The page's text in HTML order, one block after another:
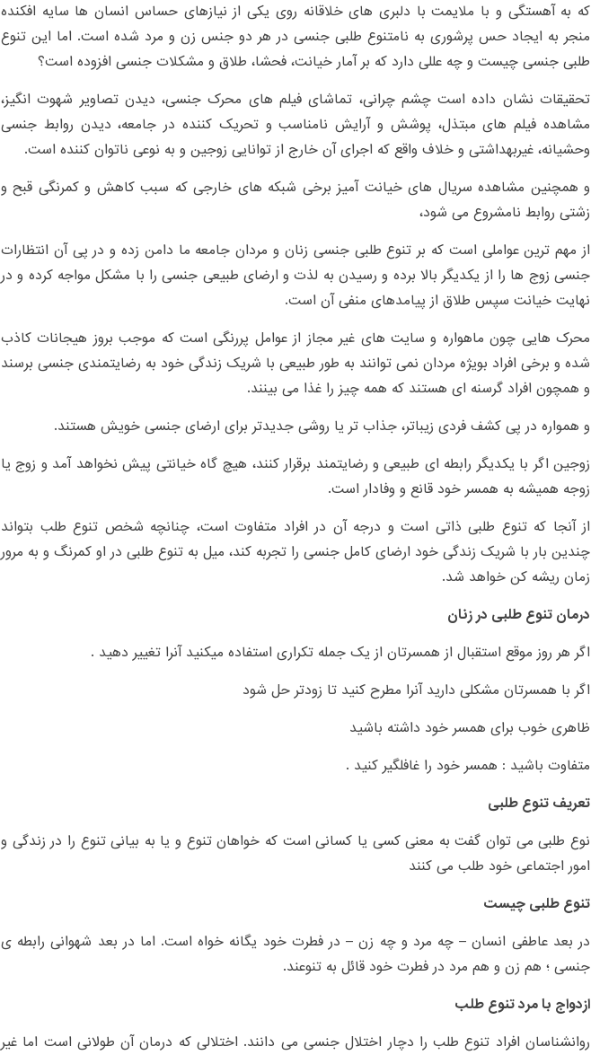
که به آهستگی و با ملایمت با دلبری های خلاقانه روی یکی از نیازهای حساس انسان ها سایه افکنده
منجر به ایجاد حس پرشوری به نامتنوع طلبی جنسی در هر دو جنس زن و مرد شده است. اما این تنوع
طلبی جنسی چیست و چه عللی دارد که بر آمار خیانت، فحشا، طلاق و مشکلات جنسی افزوده است؟
تحقیقات نشان داده است چشم چرانی، تماشای فیلم های محرک جنسی، دیدن تصاویر شهوت انگیز،
مشاهده فیلم های مبتذل، پوشش و آرایش نامناسب و تحریک کننده در جامعه، دیدن روابط جنسی
وحشیانه، غیربهداشتی و خلاف واقع که اجرای آن خارج از توانایی زوجین و به نوعی ناتوان کننده است.
و همچنین مشاهده سریال های خیانت آمیز برخی شبکه های خارجی که سبب کاهش و کمرنگی قبح و
زشتی روابط نامشروع می شود،
از مهم ترین عواملی است که بر تنوع طلبی جنسی زنان و مردان جامعه ما دامن زده و در پی آن انتظارات
جنسی زوج ها را از یکدیگر بالا برده و رسیدن به لذت و ارضای طبیعی جنسی را با مشکل مواجه کرده و در
نهایت خیانت سپس طلاق از پیامدهای منفی آن است.
محرک هایی چون ماهواره و سایت های غیر مجاز از عوامل پررنگی است که موجب بروز هیجانات کاذب
شده و برخی افراد بویژه مردان نمی توانند به طور طبیعی با شریک زندگی خود به رضایتمندی جنسی برسند
و همچون افراد گرسنه ای هستند که همه چیز را غذا می بینند.
و همواره در پی کشف فردی زیباتر، جذاب تر یا روشی جدیدتر برای ارضای جنسی خویش هستند.
زوجین اگر با یکدیگر رابطه ای طبیعی و رضایتمند برقرار کنند، هیچ گاه خیانتی پیش نخواهد آمد و زوج یا
زوجه همیشه به همسر خود قانع و وفادار است.
از آنجا که تنوع طلبی ذاتی است و درجه آن در افراد متفاوت است، چنانچه شخص تنوع طلب بتواند
چندین بار با شریک زندگی خود ارضای کامل جنسی را تجربه کند، میل به تنوع طلبی در او کمرنگ و به مرور
زمان ریشه کن خواهد شد.
درمان تنوع طلبی در زنان
اگر هر روز موقع استقبال از همسرتان از یک جمله تکراری استفاده میکنید آنرا تغییر دهید .
اگر با همسرتان مشکلی دارید آنرا مطرح کنید تا زودتر حل شود
ظاهری خوب برای همسر خود داشته باشید
متفاوت باشید : همسر خود را غافلگیر کنید .
تعریف تنوع طلبی
نوع طلبی می توان گفت به معنی کسی یا کسانی است که خواهان تنوع و یا به بیانی تنوع را در زندگی و
امور اجتماعی خود طلب می کنند
تنوع طلبی چیست
در بعد عاطفی انسان – چه مرد و چه زن – در فطرت خود یگانه خواه است. اما در بعد شهوانی رابطه ی
جنسی ؛ هم زن و هم مرد در فطرت خود قائل به تنوعند.
ازدواج با مرد تنوع طلب
روانشناسان افراد تنوع طلب را دچار اختلال جنسی می دانند. اختلالی که درمان آن طولانی است اما غیر